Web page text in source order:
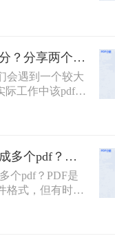
广受欢迎。然
型PDF文件进
以便于管理、分
拆分怎么操作
几种常见的PDF
松完成这项任
扫描的pdf怎么拆分？分享两个实用拆分的方法！
会遇到一个较大
际工作中该pdf文
理的。这时我们
能，将整个
档的传输处理和
面我们就将介绍
法，希望能给读
扫描pdf怎么拆分成多个pdf？这三种PDF拆分方法轻松搞定！
个pdf？PDF是
格式，但有时候
文件拆分成
于管理和分享。